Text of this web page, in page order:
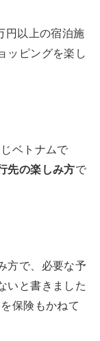
円以上の宿泊施
ッピングを楽し
ベトナムで
先の楽しみ方で
方で、必要な予
いと書きました
保険もかねて